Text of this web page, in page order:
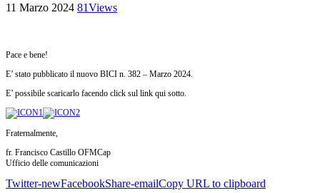
11 Marzo 2024 81Views
Pace e bene!
E’ stato pubblicato il nuovo BICI n. 382 – Marzo 2024.
E’ possibile scaricarlo facendo click sul link qui sotto.
Fraternalmente,
fr. Francisco Castillo OFMCap
Ufficio delle comunicazioni
Twitter-newFacebookShare-emailCopy URL to clipboard